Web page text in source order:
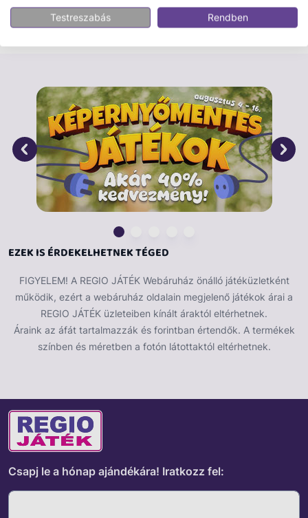
alkalommal is. 50*41*15 cm nagyságú
EZEK IS ÉRDEKELHETNEK TÉGED
FIGYELEM! A REGIO JÁTÉK Webáruház önálló játéküzletként
működik, ezért a webáruház oldalain megjelenő játékok árai a
REGIO JÁTÉK üzleteiben kínált áraktól eltérhetnek.
Áraink az áfát tartalmazzák és forintban értendők. A termékek
színben és méretben a fotón látottaktól eltérhetnek.
Csapj le a hónap ajándékára! Iratkozz fel:
Testreszabás Rendben